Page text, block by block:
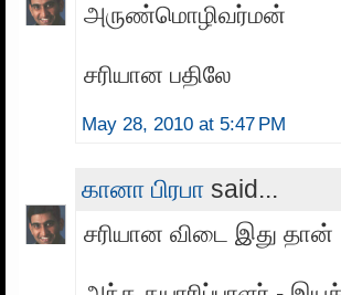
அருண்மொழிவர்மன்
சரியான பதிலே
May 28, 2010 at 5:47 PM
கானா பிரபா said...
சரியான விடை இது தான்